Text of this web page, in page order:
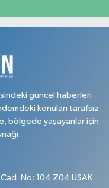
güncel haberleri
konuları tarafsız
bölgede yaşayanlar için
Cad. No: 104 Z04 UŞAK